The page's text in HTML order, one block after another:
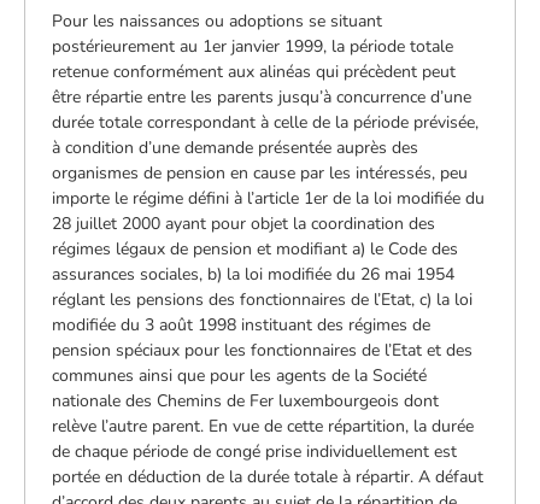
Pour les naissances ou adoptions se situant
postérieurement au 1er janvier 1999, la période totale
retenue conformément aux alinéas qui précèdent peut
être répartie entre les parents jusqu’à concurrence d’une
durée totale correspondant à celle de la période prévisée,
à condition d’une demande présentée auprès des
organismes de pension en cause par les intéressés, peu
importe le régime défini à l’article 1er de la loi modifiée du
28 juillet 2000 ayant pour objet la coordination des
régimes légaux de pension et modifiant a) le Code des
assurances sociales, b) la loi modifiée du 26 mai 1954
réglant les pensions des fonctionnaires de l’Etat, c) la loi
modifiée du 3 août 1998 instituant des régimes de
pension spéciaux pour les fonctionnaires de l’Etat et des
communes ainsi que pour les agents de la Société
nationale des Chemins de Fer luxembourgeois dont
relève l’autre parent. En vue de cette répartition, la durée
de chaque période de congé prise individuellement est
portée en déduction de la durée totale à répartir. A défaut